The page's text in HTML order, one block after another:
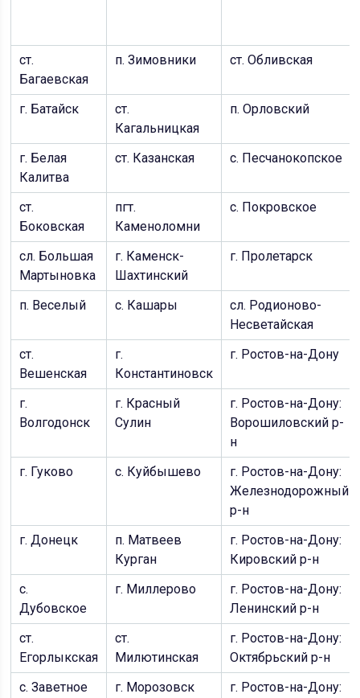
ст.
Багаевская
п. Зимовники ст. Обливская
г. Батайск
ст.
Кагальницкая
п. Орловский
г. Белая
Калитва
ст. Казанская с. Песчанокопское
ст.
Боковская
пгт.
Каменоломни
с. Покровское
сл. Большая
Мартыновка
г. Каменск-
Шахтинский
г. Пролетарск
п. Веселый с. Кашары
сл. Родионово-
Несветайская
ст.
Вешенская
г.
Константиновск
г. Ростов-на-Дону
г.
Волгодонск
г. Красный
Сулин
г. Ростов-на-Дону:
Ворошиловский р-
н
г. Гуково
с. Куйбышево
г. Ростов-на-Дону:
Железнодорожный
р-н
г. Донецк
п. Матвеев
Курган
г. Ростов-на-Дону:
Кировский р-н
с.
Дубовское
г. Миллерово
г. Ростов-на-Дону:
Ленинский р-н
ст.
Егорлыкская
ст.
Милютинская
г. Ростов-на-Дону:
Октябрьский р-н
с. Заветное
г. Морозовск
г. Ростов-на-Дону: